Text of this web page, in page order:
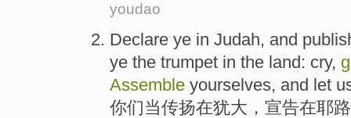
youdao
Declare ye in Judah, and
ye the trumpet in the land: cry,
Assemble yourselves, and let
你们当传扬在犹大 ， 宣告在耶